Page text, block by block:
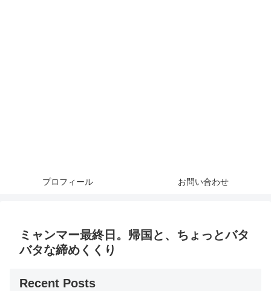
プロフィール お問い合わせ
ミャンマー最終日。帰国と、ちょっとバタ
バタな締めくくり
Recent Posts